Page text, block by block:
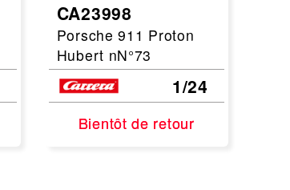
CA23998
Porsche 911 Proton
Hubert nN°73
1/24
Bientôt de retour
Bientôt de retour